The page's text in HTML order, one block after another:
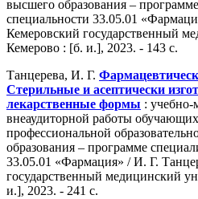
высшего образования –
специальности 33.05.01
Кемеровский государственный
Кемерово : [б. и.], 2023. - 143 с.
Танцерева, И. Г.
Стерильные и асептически
лекарственные формы : учебно-
внеаудиторной работы
профессиональной
образования – программе
33.05.01 «Фармация» / И. Г.
государственный медицинский
и.], 2023. - 241 с.